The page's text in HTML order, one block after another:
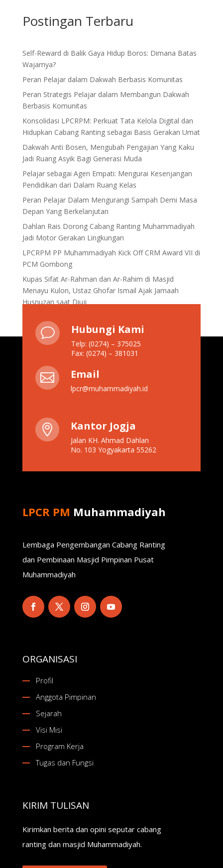
Postingan Terbaru
Self-Reward di Balik Gaya Hidup Boros: Dimana Batas
Wajarnya?
Peran Pelajar dalam Dakwah Berbasis Komunitas
Peran Strategis Pelajar dalam Membangun Dakwah
Berbasis Komunitas
Konsolidasi LPCRPM: Perkuat Tata Kelola Digital dan
Hidupkan Cabang Ranting sebagai Basis Gerakan Umat
Dakwah Anti Bosen, Mengubah Pengajian Yang Kaku
Jadi Ruang Asyik Bagi Generasi Muda
Pelajar sebagai Agen Empati: Mengurai Kesenjangan
Pendidikan dari Dalam Ruang Kelas
Peran Pelajar Dalam Mengurangi Sampah Demi Masa
Depan Yang Berkelanjutan
Dahlan Rais Dorong Cabang Ranting Muhammadiyah
Jadi Motor Gerakan Lingkungan
LPCRPM PP Muhammadiyah Kick Off CRM Award VII di
PCM Gombong
Kupas Sifat Ar-Rahman dan Ar-Rahim di Masjid
Menayu Kulon, Ustaz Ghofar Ismail Ajak Jamaah
Husnuzan saat Diuji
v Hubungi Kami
Telp: (0274) – 375025
Fax: (0274) – 381031
 Email
lpcr@muhammadiyah.id
 Kantor Jogja
Jalan KH. Ahmad Dahlan
No. 103 Yogyakarta 55262
LPCR PM Muhammadiyah
Lembaga Pengembangan Cabang Ranting
dan Pembinaan Masjid Pimpinan Pusat
Muhammadiyah
ORGANISASI
Profil
Anggota Pimpinan
Sejarah
Visi Misi
Program Kerja
Tugas dan Fungsi
KIRIM TULISAN
Kirimkan berita dan opini seputar cabang
ranting dan masjid Muhammadiyah.